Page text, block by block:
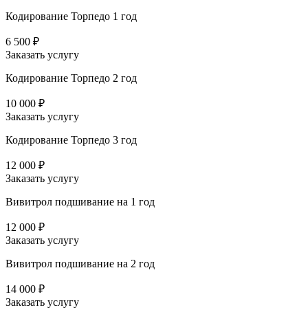
Кодирование Торпедо 1 год
6 500 ₽
Заказать услугу
Кодирование Торпедо 2 год
10 000 ₽
Заказать услугу
Кодирование Торпедо 3 год
12 000 ₽
Заказать услугу
Вивитрол подшивание на 1 год
12 000 ₽
Заказать услугу
Вивитрол подшивание на 2 год
14 000 ₽
Заказать услугу